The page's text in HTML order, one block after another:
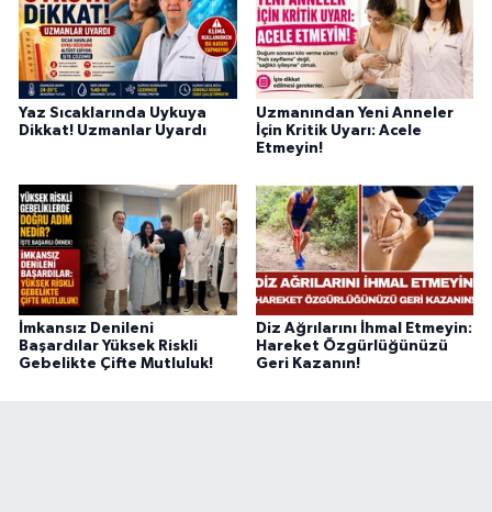
Yaz Sıcaklarında Uykuya
Dikkat! Uzmanlar Uyardı
Uzmanından Yeni Anneler
İçin Kritik Uyarı: Acele
Etmeyin!
İmkansız Denileni
Başardılar Yüksek Riskli
Gebelikte Çifte Mutluluk!
Diz Ağrılarını İhmal Etmeyin:
Hareket Özgürlüğünüzü
Geri Kazanın!